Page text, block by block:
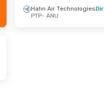
Technologies Direct
Hahn Air Technologies
PTP- ANU